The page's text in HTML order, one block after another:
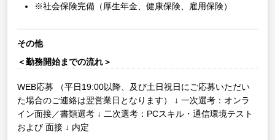
※社会保険完備（厚生年金、健康保険、雇用保険）
その他
＜勤務開始までの流れ＞
WEB応募 （平日19:00以降、及び土日祝日にご応募いただい
た場合のご連絡は翌営業日となります）
↓ 一次選考：オンラ
イン面接／書類選考 ↓ 二次選考：PCスキル・通信環境テスト
および 面接 ↓ 内定